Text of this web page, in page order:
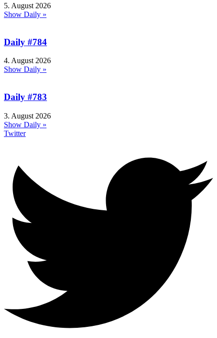
5. August 2026
Show Daily »
Daily #784
4. August 2026
Show Daily »
Daily #783
3. August 2026
Show Daily »
Twitter